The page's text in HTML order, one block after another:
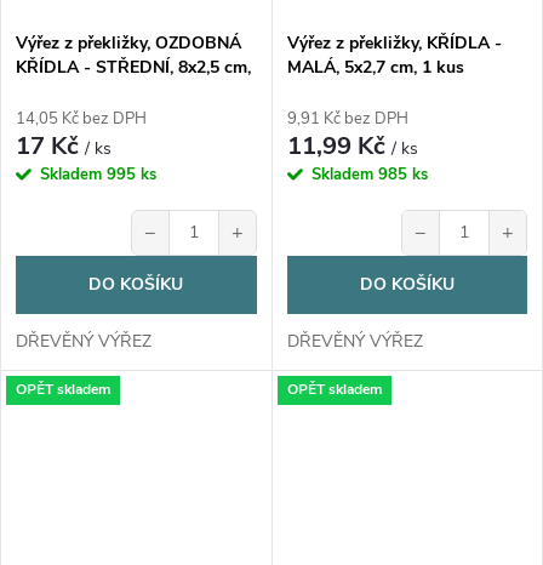
Výřez z překližky, OZDOBNÁ
KŘÍDLA - STŘEDNÍ, 8x2,5 cm,
14,05 Kč bez DPH
17 Kč/ ks
Skladem 995 ks
− +
DO KOŠÍKU
DŘEVĚNÝ VÝŘEZ
Výřez z překližky, KŘÍDLA -
MALÁ, 5x2,7 cm, 1 kus
9,91 Kč bez DPH
11,99 Kč/ ks
Skladem 985 ks
− +
DO KOŠÍKU
DŘEVĚNÝ VÝŘEZ
OPĚT skladem OPĚT skladem